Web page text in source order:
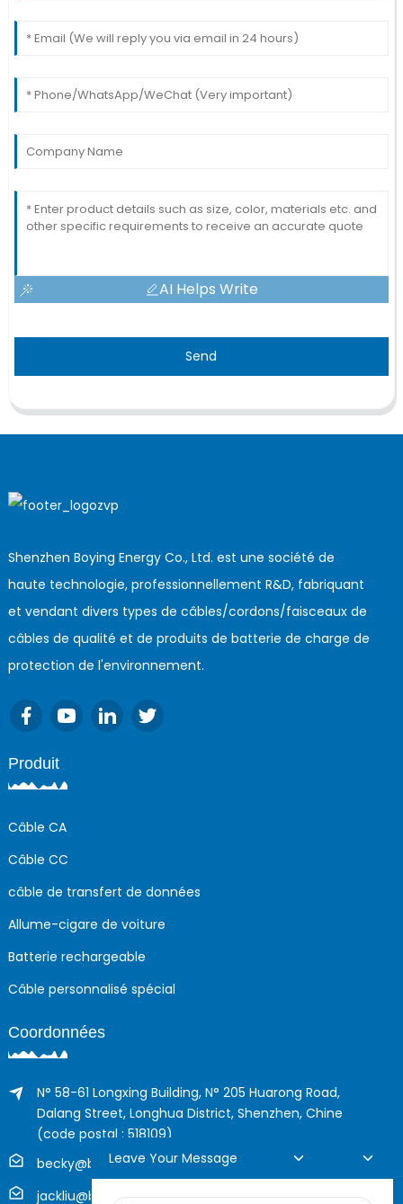
AI Helps Write
Send
Shenzhen Boying Energy Co., Ltd. est une société de
haute technologie, professionnellement R&D, fabriquant
et vendant divers types de câbles/cordons/faisceaux de
câbles de qualité et de produits de batterie de charge de
protection de l'environnement.
Produit
Câble CA
Câble CC
câble de transfert de données
Allume-cigare de voiture
Batterie rechargeable
Câble personnalisé spécial
Coordonnées
N° 58-61 Longxing Building, N° 205 Huarong Road,
Dalang Street, Longhua District, Shenzhen, Chine
(code postal : 518109)
becky@boyingcable.com
jackliu@boyingcable.com
Leave Your Message